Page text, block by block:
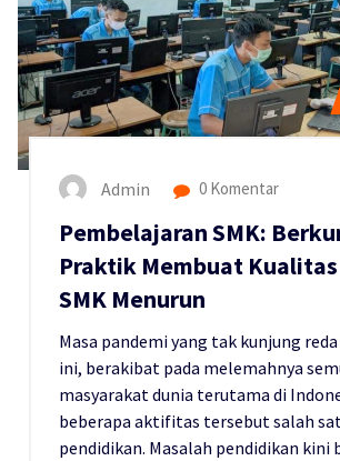
Admin 0 Komentar
Pembelajaran SMK:
Praktik Membuat
SMK Menurun
Masa pandemi yang tak kunjung
ini, berakibat pada melemahnya
masyarakat dunia terutama di
beberapa aktifitas tersebut salah
pendidikan. Masalah pendidikan kini